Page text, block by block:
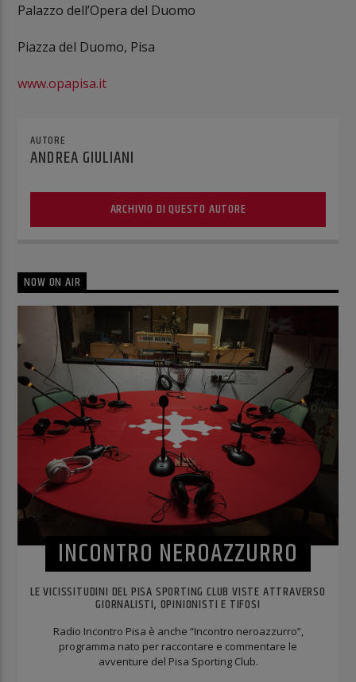
Palazzo dell’Opera del Duomo
Piazza del Duomo, Pisa
www.opapisa.it
AUTORE
ANDREA GIULIANI
ARCHIVIO DI QUESTO AUTORE
NOW ON AIR
INCONTRO NEROAZZURRO
LE VICISSITUDINI DEL PISA SPORTING CLUB VISTE ATTRAVERSO
GIORNALISTI, OPINIONISTI E TIFOSI
Radio Incontro Pisa è anche “Incontro neroazzurro”,
programma nato per raccontare e commentare le
avventure del Pisa Sporting Club.